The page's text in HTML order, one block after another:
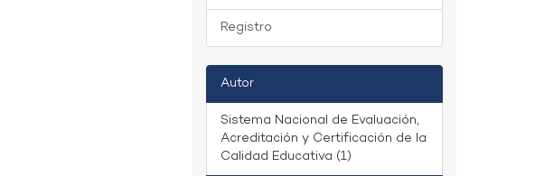
Registro
Autor
Sistema Nacional de Evaluación,
Acreditación y Certificación de la
Calidad Educativa (1)